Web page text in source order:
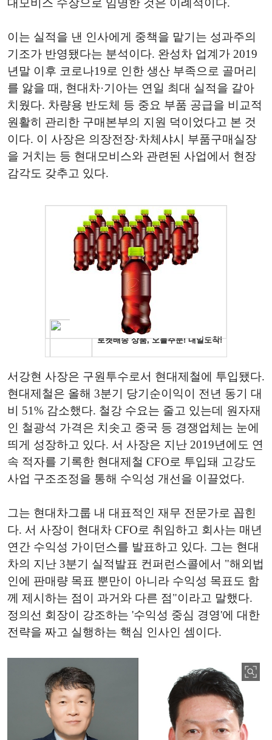
대모비스 수장으로 임명한 것은 이례적이다.
이는 실적을 낸 인사에게 중책을 맡기는 성과주의
기조가 반영됐다는 분석이다. 완성차 업계가 2019
년말 이후 코로나19로 인한 생산 부족으로 골머리
를 앓을 때, 현대차·기아는 연일 최대 실적을 갈아
치웠다. 차량용 반도체 등 중요 부품 공급을 비교적
원활히 관리한 구매본부의 지원 덕이었다고 본 것
이다. 이 사장은 의장전장·차체샤시 부품구매실장
을 거치는 등 현대모비스와 관련된 사업에서 현장
감각도 갖추고 있다.
서강현 사장은 구원투수로서 현대제철에 투입됐다.
현대제철은 올해 3분기 당기순이익이 전년 동기 대
비 51% 감소했다. 철강 수요는 줄고 있는데 원자재
인 철광석 가격은 치솟고 중국 등 경쟁업체는 눈에
띄게 성장하고 있다. 서 사장은 지난 2019년에도 연
속 적자를 기록한 현대제철 CFO로 투입돼 고강도
사업 구조조정을 통해 수익성 개선을 이끌었다.
그는 현대차그룹 내 대표적인 재무 전문가로 꼽힌
다. 서 사장이 현대차 CFO로 취임하고 회사는 매년
연간 수익성 가이던스를 발표하고 있다. 그는 현대
차의 지난 3분기 실적발표 컨퍼런스콜에서 "해외법
인에 판매량 목표 뿐만이 아니라 수익성 목표도 함
께 제시하는 점이 과거와 다른 점"이라고 말했다.
정의선 회장이 강조하는 '수익성 중심 경영'에 대한
전략을 짜고 실행하는 핵심 인사인 셈이다.